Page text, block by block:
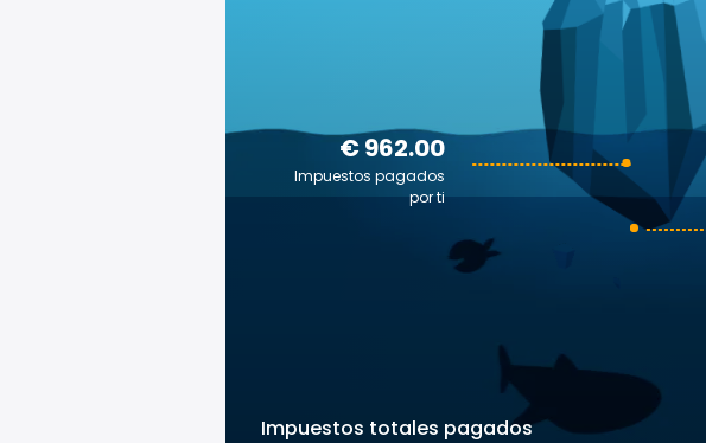
€ 962.00
Impuestos pagados
por ti
Impuestos totales pagados